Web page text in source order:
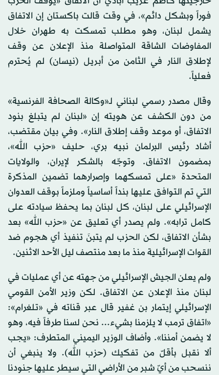
فوراً وبشكل دائم»، في وقت قالت باكستان إن الاتفاق
يشمل لبنان، وهو مطلب تمسكت به طهران خلال
المفاوضات الشاقة المتواصلة منذ الإعلان عن وقف
لإطلاق النار في الثامن من أبريل (نيسان) لم يُحترم
فعلياً.
وقال مصدر رسمي لبناني لـ«وكالة الصحافة الفرنسية»
من دون الكشف عن هويته إن «لبنان لم يتبلغ بنود
الاتفاق، أو موعد وقف إطلاق النار». وفي بيان مقتضب،
أشاد رئيس البرلمان نبيه بري، حليف «حزب الله»،
بمضمون الاتفاق. وتوجّه بالشكر لإيران، والولايات
المتحدة «على تمسكهما وإصرارهما تضمين المذكرة
التي تم التوافق عليها بنداً أساسياً وملزماً بوقف العدوان
الإسرائيلي على لبنان، كل لبنان بما يحفظ سيادته على
كامل ترابه». ولم يصدر أي تعليق عن «حزب الله» بعد
بشأن الاتفاق، لكن الحزب لم يتبنَ تنفيذ أي هجوم ضد
القوات الإسرائيلية منذ ما بعد منتصف ليل الأحد الاثنين.
ولم يعلن الجيش الإسرائيلي من جهته عن أي عمليات في
لبنان منذ الإعلان عن الاتفاق. لكن وزير الأمن القومي
الإسرائيلي إيتمار بن غفير قال عبر قناته في «تلغرام»:
«اتفاق ترمب لا يلزمنا بشيء... نحن لسنا طرفاً فيه، وهو
لا يضمن أمننا». وأضاف الوزير اليميني المتطرف: «يجب
ألا نقبل بأقلّ من تفكيك (حزب الله). ولا ينبغي أن
ننسحب من أيّ شبر من الأراضي التي سيطر عليها جنودنا